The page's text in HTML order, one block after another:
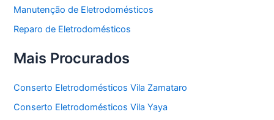
Manutenção de Eletrodomésticos
Reparo de Eletrodomésticos
Mais Procurados
Conserto Eletrodomésticos Vila Zamataro
Conserto Eletrodomésticos Vila Yaya